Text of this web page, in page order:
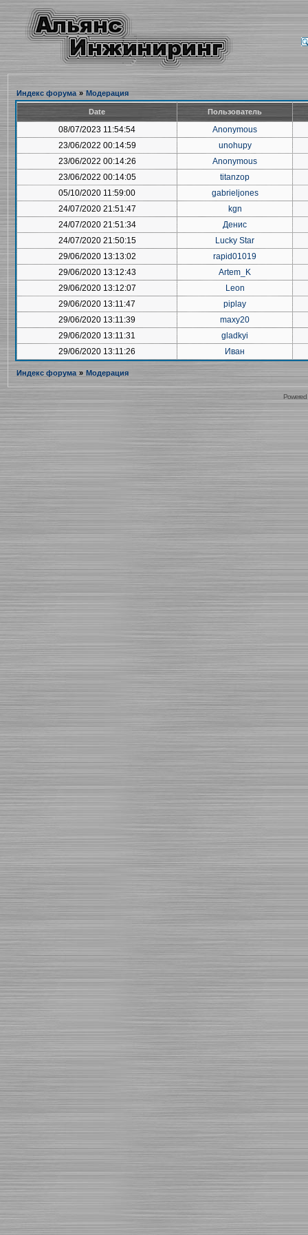
Индекс форума » Модерация
Date Пользователь
08/07/2023 11:54:54
Anonymous
23/06/2022 00:14:59
unohupy
23/06/2022 00:14:26
Anonymous
23/06/2022 00:14:05
titanzop
05/10/2020 11:59:00
gabrieljones
24/07/2020 21:51:47
kgn
24/07/2020 21:51:34
Денис
24/07/2020 21:50:15
Lucky Star
29/06/2020 13:13:02
rapid01019
29/06/2020 13:12:43
Artem_K
29/06/2020 13:12:07
Leon
29/06/2020 13:11:47
piplay
29/06/2020 13:11:39
maxy20
29/06/2020 13:11:31
gladkyi
29/06/2020 13:11:26
Иван
Индекс форума » Модерация